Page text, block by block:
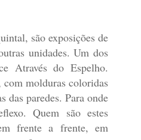
são exposições de
unidades. Um dos
Através do Espelho.
com molduras coloridas
das paredes. Para onde
Quem são estes
frente a frente, em